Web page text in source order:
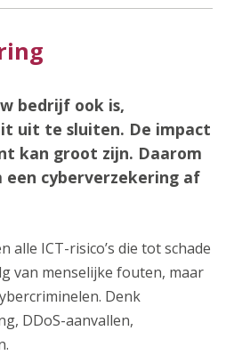
bedrijf ook is,
uit te sluiten. De impact
kan groot zijn. Daarom
een cyberverzekering af
alle ICT-risico’s die tot schade
van menselijke fouten, maar
Denk
DDoS-aanvallen,